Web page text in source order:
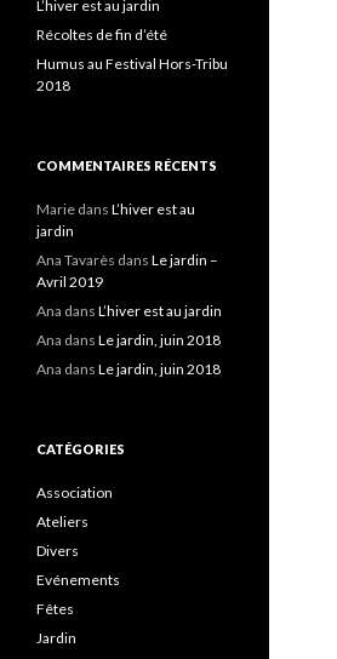
L’hiver est au jardin
Récoltes de fin d’été
Humus au Festival Hors-Tribu
2018
COMMENTAIRES RÉCENTS
Marie dans L’hiver est au
jardin
Ana Tavarès dans Le jardin –
Avril 2019
Ana dans L’hiver est au jardin
Ana dans Le jardin, juin 2018
Ana dans Le jardin, juin 2018
CATÉGORIES
Association
Ateliers
Divers
Evénements
Fêtes
Jardin